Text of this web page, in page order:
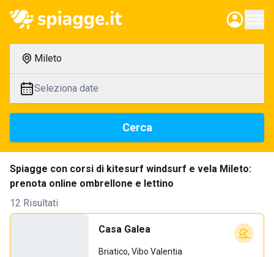
Mileto
Seleziona date
Cerca
Spiagge con corsi di kitesurf windsurf e vela Mileto:
prenota online ombrellone e lettino
12 Risultati
Casa Galea
Briatico, Vibo Valentia